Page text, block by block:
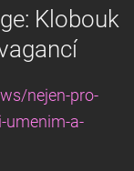
Klobouk
nejen-pro-
umenim-a-